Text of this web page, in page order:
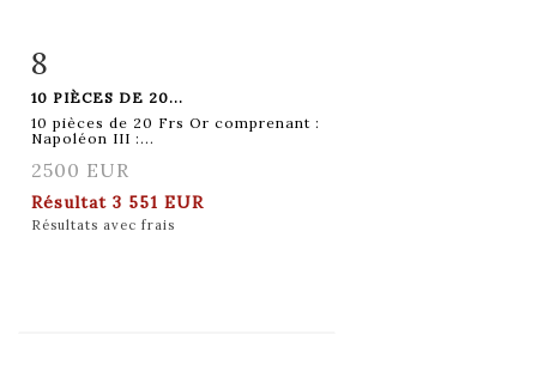
Fiche détaillée
8
10 PIÈCES DE 20...
10 pièces de 20 Frs Or comprenant :
Napoléon III :...
2500 EUR
Résultat 3 551 EUR
Résultats avec frais